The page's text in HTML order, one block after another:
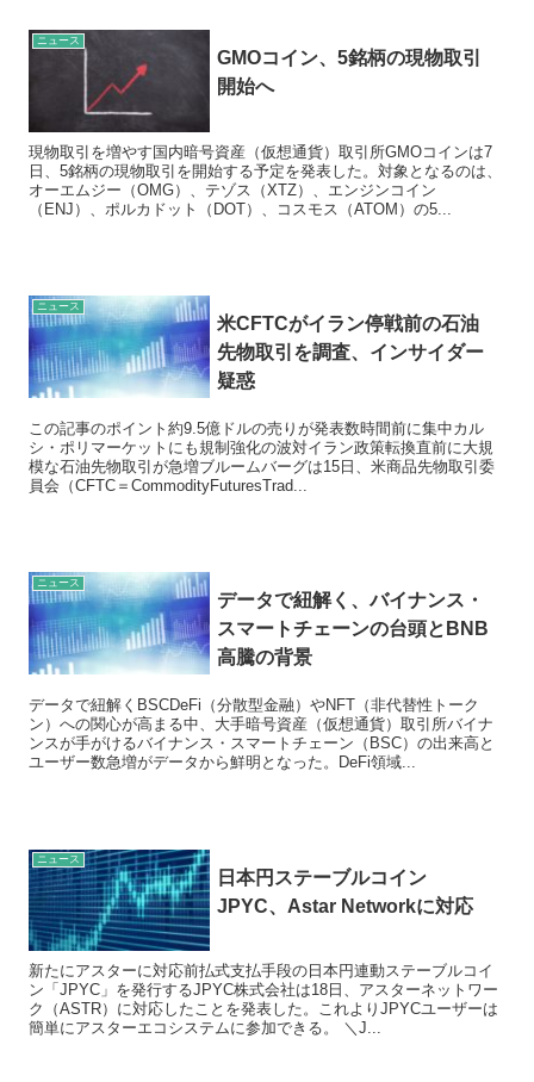
ニュース
GMOコイン、5銘柄の現物取引
開始へ
現物取引を増やす国内暗号資産（仮想通貨）取引所GMOコインは7
日、5銘柄の現物取引を開始する予定を発表した。対象となるのは、
オーエムジー（OMG）、テゾス（XTZ）、エンジンコイン
（ENJ）、ポルカドット（DOT）、コスモス（ATOM）の5...
ニュース
米CFTCがイラン停戦前の石油
先物取引を調査、インサイダー
疑惑
この記事のポイント約9.5億ドルの売りが発表数時間前に集中カル
シ・ポリマーケットにも規制強化の波対イラン政策転換直前に大規
模な石油先物取引が急増ブルームバーグは15日、米商品先物取引委
員会（CFTC＝CommodityFuturesTrad...
ニュース
データで紐解く、バイナンス・
スマートチェーンの台頭とBNB
高騰の背景
データで紐解くBSCDeFi（分散型金融）やNFT（非代替性トーク
ン）への関心が高まる中、大手暗号資産（仮想通貨）取引所バイナ
ンスが手がけるバイナンス・スマートチェーン（BSC）の出来高と
ユーザー数急増がデータから鮮明となった。DeFi領域...
ニュース
日本円ステーブルコイン
JPYC、Astar Networkに対応
新たにアスターに対応前払式支払手段の日本円連動ステーブルコイ
ン「JPYC」を発行するJPYC株式会社は18日、アスターネットワー
ク（ASTR）に対応したことを発表した。これよりJPYCユーザーは
簡単にアスターエコシステムに参加できる。 ＼J...